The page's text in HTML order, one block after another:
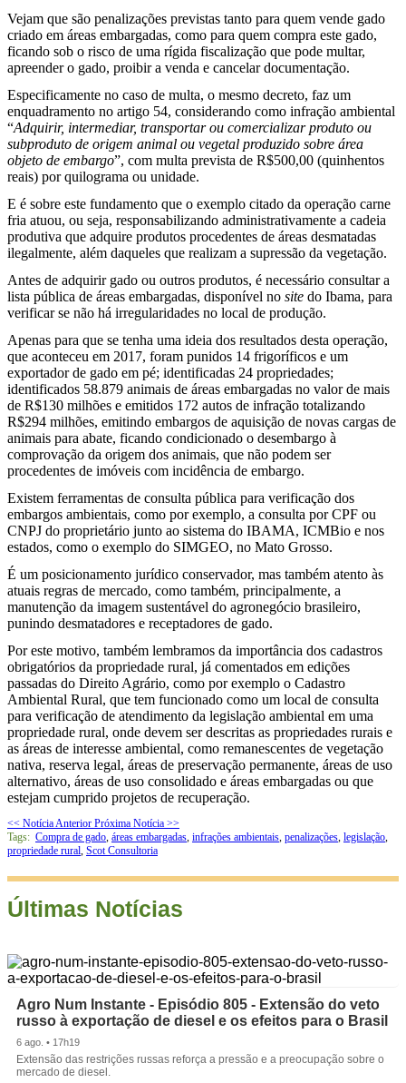
Vejam que são penalizações previstas tanto para quem vende gado
criado em áreas embargadas, como para quem compra este gado,
ficando sob o risco de uma rígida fiscalização que pode multar,
apreender o gado, proibir a venda e cancelar documentação.
Especificamente no caso de multa, o mesmo decreto, faz um
enquadramento no artigo 54, considerando como infração ambiental
“Adquirir, intermediar, transportar ou comercializar produto ou
subproduto de origem animal ou vegetal produzido sobre área
objeto de embargo”, com multa prevista de R$500,00 (quinhentos
reais) por quilograma ou unidade.
E é sobre este fundamento que o exemplo citado da operação carne
fria atuou, ou seja, responsabilizando administrativamente a cadeia
produtiva que adquire produtos procedentes de áreas desmatadas
ilegalmente, além daqueles que realizam a supressão da vegetação.
Antes de adquirir gado ou outros produtos, é necessário consultar a
lista pública de áreas embargadas, disponível no site do Ibama, para
verificar se não há irregularidades no local de produção.
Apenas para que se tenha uma ideia dos resultados desta operação,
que aconteceu em 2017, foram punidos 14 frigoríficos e um
exportador de gado em pé; identificadas 24 propriedades;
identificados 58.879 animais de áreas embargadas no valor de mais
de R$130 milhões e emitidos 172 autos de infração totalizando
R$294 milhões, emitindo embargos de aquisição de novas cargas de
animais para abate, ficando condicionado o desembargo à
comprovação da origem dos animais, que não podem ser
procedentes de imóveis com incidência de embargo.
Existem ferramentas de consulta pública para verificação dos
embargos ambientais, como por exemplo, a consulta por CPF ou
CNPJ do proprietário junto ao sistema do IBAMA, ICMBio e nos
estados, como o exemplo do SIMGEO, no Mato Grosso.
É um posicionamento jurídico conservador, mas também atento às
atuais regras de mercado, como também, principalmente, a
manutenção da imagem sustentável do agronegócio brasileiro,
punindo desmatadores e receptadores de gado.
Por este motivo, também lembramos da importância dos cadastros
obrigatórios da propriedade rural, já comentados em edições
passadas do Direito Agrário, como por exemplo o Cadastro
Ambiental Rural, que tem funcionado como um local de consulta
para verificação de atendimento da legislação ambiental em uma
propriedade rural, onde devem ser descritas as propriedades rurais e
as áreas de interesse ambiental, como remanescentes de vegetação
nativa, reserva legal, áreas de preservação permanente, áreas de uso
alternativo, áreas de uso consolidado e áreas embargadas ou que
estejam cumprido projetos de recuperação.
<< Notícia Anterior Próxima Notícia >>
Tags: Compra de gado, áreas embargadas, infrações ambientais, penalizações, legislação,
propriedade rural, Scot Consultoria
Últimas Notícias
Agro Num Instante - Episódio 805 - Extensão do veto
russo à exportação de diesel e os efeitos para o Brasil
6 ago. • 17h19
Extensão das restrições russas reforça a pressão e a preocupação sobre o
mercado de diesel.